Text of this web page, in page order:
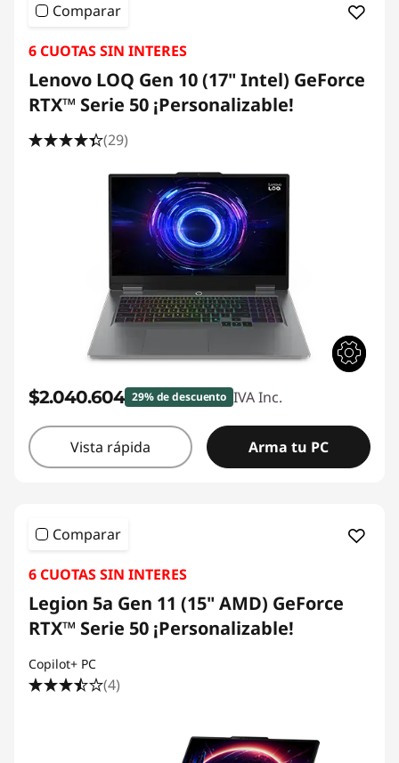
Comparar
6 CUOTAS SIN INTERES
Lenovo LOQ Gen 10 (17" Intel) GeForce
RTX™ Serie 50 ¡Personalizable!
(29)
$2.040.604 29% de descuento IVA Inc.
Vista rápida Arma tu PC
Comparar
6 CUOTAS SIN INTERES
Legion 5a Gen 11 (15" AMD) GeForce
RTX™ Serie 50 ¡Personalizable!
Copilot+ PC
(4)